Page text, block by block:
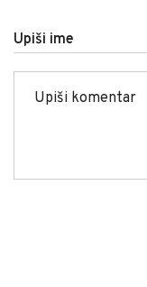
Upiši ime